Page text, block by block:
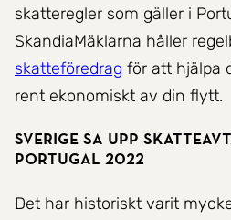
skatteregler som gäller i
SkandiaMäklarna håller
skatteföredrag för att hjälpa
rent ekonomiskt av din flytt.
Sverige sa upp
Portugal 2022
Det har historiskt varit